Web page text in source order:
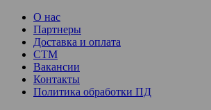
О нас
Партнеры
Доставка и оплата
СТМ
Вакансии
Контакты
Политика обработки ПД